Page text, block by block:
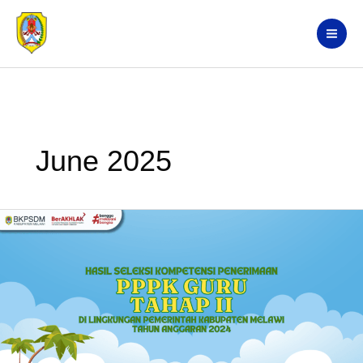
content
June 2025
Hasil
PPPK
Tenaga
Guru
Tahap